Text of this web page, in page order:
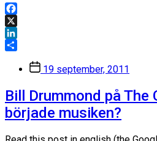
Facebook
X
LinkedIn
Inläggsdatum
19 september, 2011
Bill Drummond på The
började musiken?